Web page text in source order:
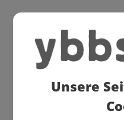
GEMEINDE
FAKTEN UND ZAHLEN
Unsere